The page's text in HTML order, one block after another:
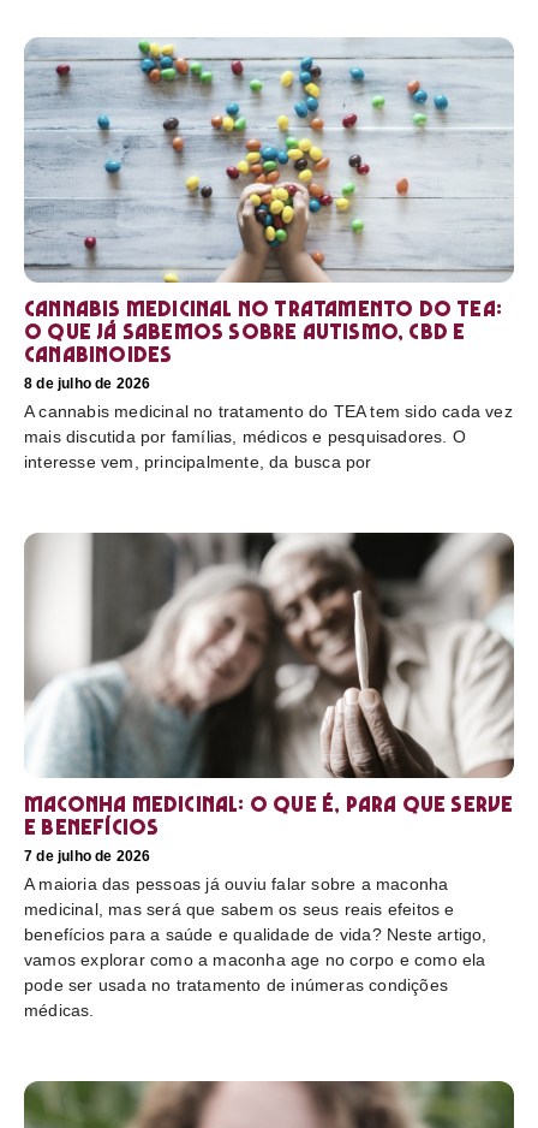
Cannabis medicinal no tratamento do TEA:
o que já sabemos sobre autismo, CBD e
canabinoides
8 de julho de 2026
A cannabis medicinal no tratamento do TEA tem sido cada vez
mais discutida por famílias, médicos e pesquisadores. O
interesse vem, principalmente, da busca por
Maconha medicinal: O que é, para que serve
e benefícios
7 de julho de 2026
A maioria das pessoas já ouviu falar sobre a maconha
medicinal, mas será que sabem os seus reais efeitos e
benefícios para a saúde e qualidade de vida? Neste artigo,
vamos explorar como a maconha age no corpo e como ela
pode ser usada no tratamento de inúmeras condições
médicas.